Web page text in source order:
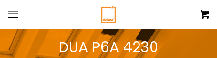
DUA P6A 4230